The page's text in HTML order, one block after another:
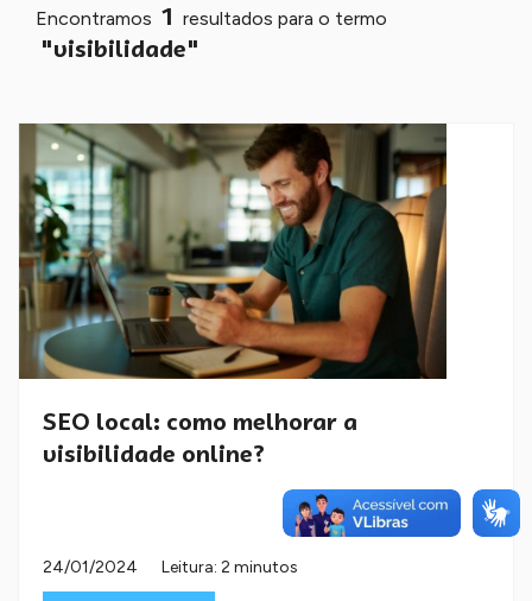
Encontramos 1 resultados para o termo
"visibilidade"
SEO local: como melhorar a
visibilidade online?
24/01/2024
Leitura: 2 minutos